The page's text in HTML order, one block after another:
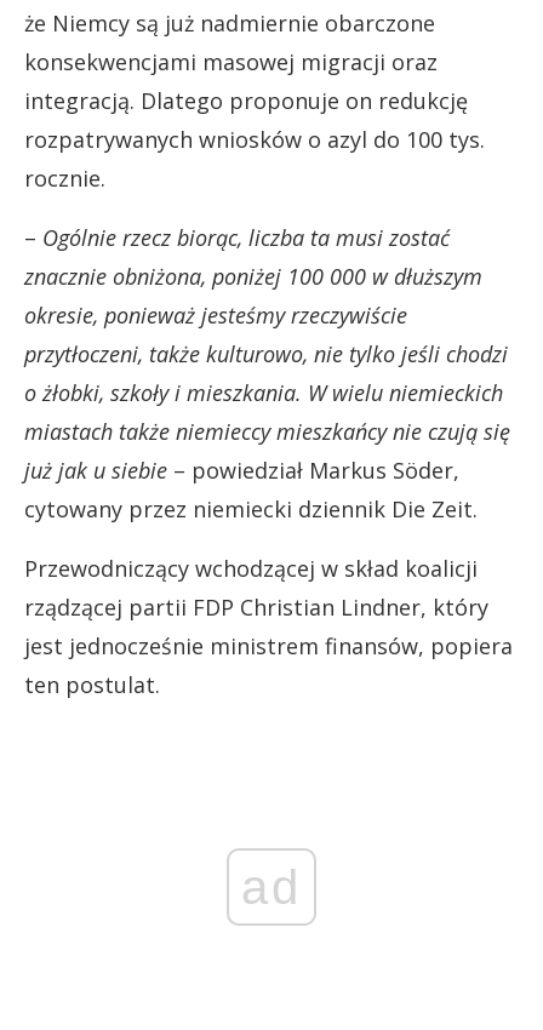
że Niemcy są już nadmiernie obarczone
konsekwencjami masowej migracji oraz
integracją. Dlatego proponuje on redukcję
rozpatrywanych wniosków o azyl do 100 tys.
rocznie.
– Ogólnie rzecz biorąc, liczba ta musi zostać
znacznie obniżona, poniżej 100 000 w dłuższym
okresie, ponieważ jesteśmy rzeczywiście
przytłoczeni, także kulturowo, nie tylko jeśli chodzi
o żłobki, szkoły i mieszkania. W wielu niemieckich
miastach także niemieccy mieszkańcy nie czują się
już jak u siebie – powiedział Markus Söder,
cytowany przez niemiecki dziennik Die Zeit.
Przewodniczący wchodzącej w skład koalicji
rządzącej partii FDP Christian Lindner, który
jest jednocześnie ministrem finansów, popiera
ten postulat.
ad